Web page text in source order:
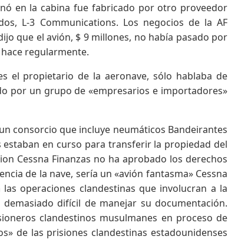
en la cabina fue fabricado por otro proveedor
L-3 Communications. Los negocios de la AF
que el avión, $ 9 millones, no había pasado por
regularmente.
el propietario de la aeronave, sólo hablaba de
por un grupo de «empresarios e importadores»
consorcio que incluye neumáticos Bandeirantes
en curso para transferir la propiedad del
Cessna Finanzas no ha aprobado los derechos
de la nave, sería un «avión fantasma» Cessna
operaciones clandestinas que involucran a la
difícil de manejar su documentación.
clandestinos musulmanes en proceso de
de las prisiones clandestinas estadounidenses